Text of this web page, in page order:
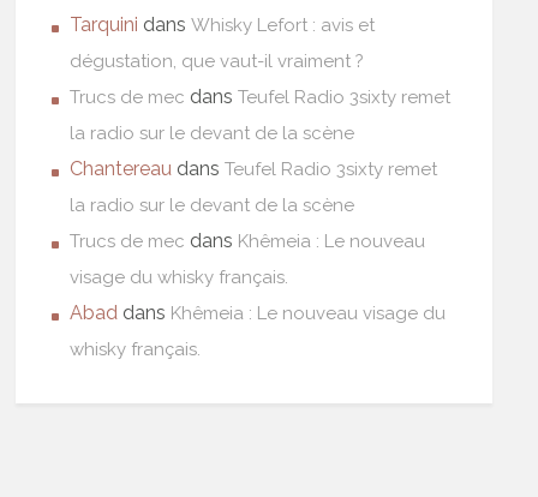
Tarquini dansWhisky Lefort : avis et
dégustation, que vaut-il vraiment ?
Trucs de mec dansTeufel Radio 3sixty remet
la radio sur le devant de la scène
Chantereau dansTeufel Radio 3sixty remet
la radio sur le devant de la scène
Trucs de mec dans Khêmeia : Le nouveau
visage du whisky français.
Abad dans Khêmeia : Le nouveau visage du
whisky français.